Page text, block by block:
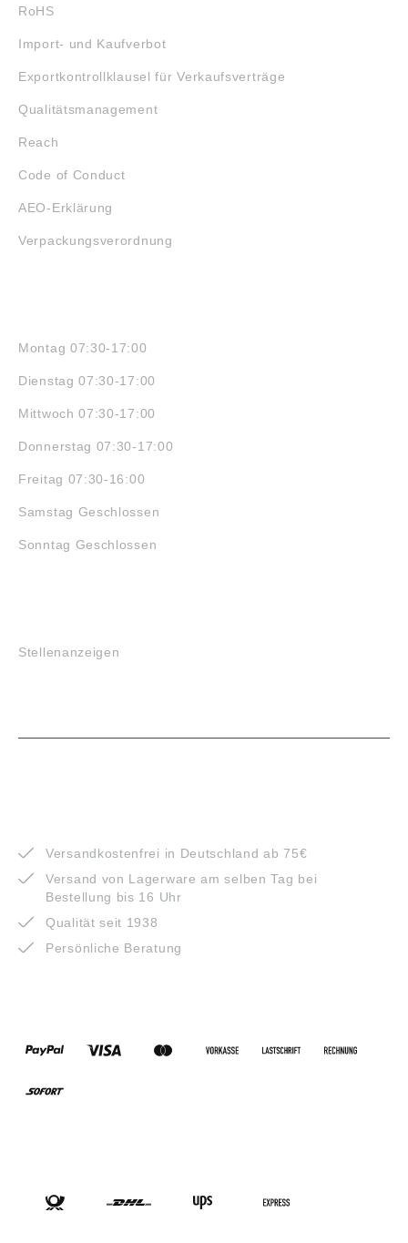
RoHS
Import- und Kaufverbot
Exportkontrollklausel für Verkaufsverträge
Qualitätsmanagement
Reach
Code of Conduct
AEO-Erklärung
Verpackungsverordnung
Montag 07:30-17:00
Dienstag 07:30-17:00
Mittwoch 07:30-17:00
Donnerstag 07:30-17:00
Freitag 07:30-16:00
Samstag Geschlossen
Sonntag Geschlossen
Stellenanzeigen
Versandkostenfrei in Deutschland ab 75€
Versand von Lagerware am selben Tag bei
Bestellung bis 16 Uhr
Qualität seit 1938
Persönliche Beratung